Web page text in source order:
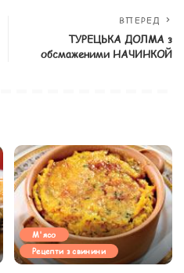
ВПЕРЕД
ТУРЕЦЬКА ДОЛМА з
обсмаженими НАЧИНКОЙ
М'ясо
Рецепти з свинини